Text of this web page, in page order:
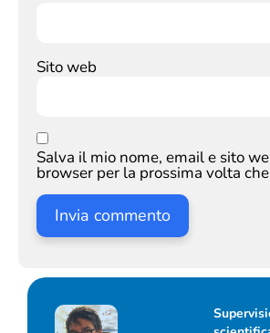
Sito web
Salva il mio nome, email e sito
browser per la prossima volta